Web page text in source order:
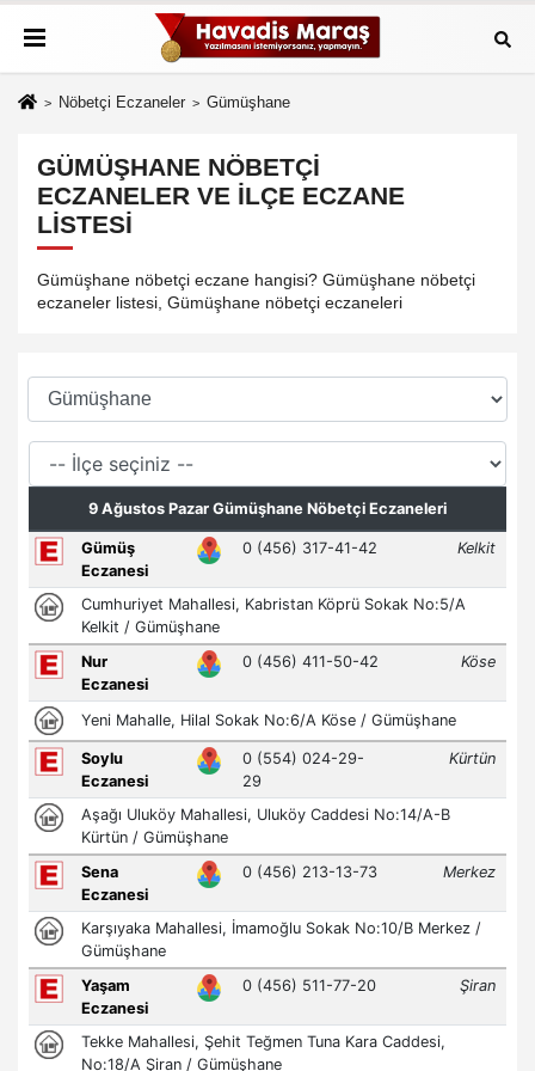
Nöbetçi Eczaneler Gümüşhane
GÜMÜŞHANE NÖBETÇI
ECZANELER VE İLÇE ECZANE
LISTESI
Gümüşhane nöbetçi eczane hangisi? Gümüşhane nöbetçi
eczaneler listesi, Gümüşhane nöbetçi eczaneleri